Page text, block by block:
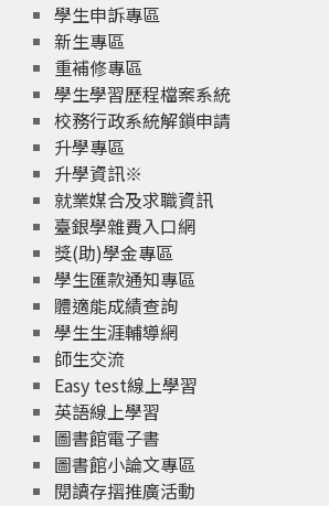
學生申訴專區
新生專區
重補修專區
學生學習歷程檔案系統
校務行政系統解鎖申請
升學專區
升學資訊※
就業媒合及求職資訊
臺銀學雜費入口網
獎(助)學金專區
學生匯款通知專區
體適能成績查詢
學生生涯輔導網
師生交流
Easy test線上學習
英語線上學習
圖書館電子書
圖書館小論文專區
閱讀存摺推廣活動